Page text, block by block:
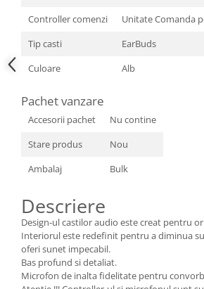
Nokia
Sony
Display
Alcatel
Allview
Asus
Asus
Blackview
Display Oneplus
HTC
HTC
Huawei
Controller comenzi
Unitate Comanda
Tip casti
EarBuds
Culoare
Alb
Pachet vanzare
Accesorii pachet
Nu contine
Stare produs
Nou
Ambalaj
Bulk
Descriere
Design-ul castilor audio este creat pentru
Interiorul este redefinit pentru a diminua
oferi sunet impecabil.
Bas profund si detaliat.
Microfon de inalta fidelitate pentru